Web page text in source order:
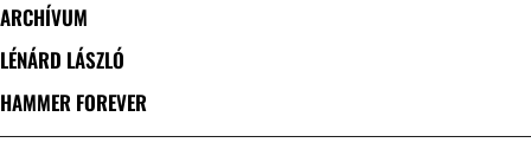
ARCHÍVUM
LÉNÁRD LÁSZLÓ
HAMMER FOREVER